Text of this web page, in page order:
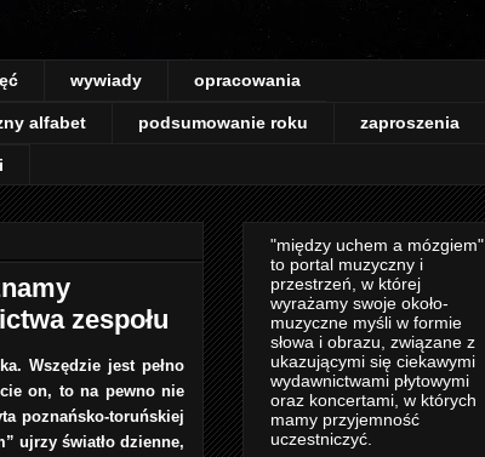
wywiady opracowania
alfabet podsumowanie roku zaproszenia
zespołu
Wszędzie jest pełno
on, to na pewno nie
poznańsko-toruńskiej
ujrzy światło dzienne,
"między uchem a mózgiem"
to portal muzyczny i
przestrzeń, w której
wyrażamy swoje około-
muzyczne myśli w formie
słowa i obrazu, związane z
ukazującymi się ciekawymi
wydawnictwami płytowymi
oraz koncertami, w których
mamy przyjemność
uczestniczyć.